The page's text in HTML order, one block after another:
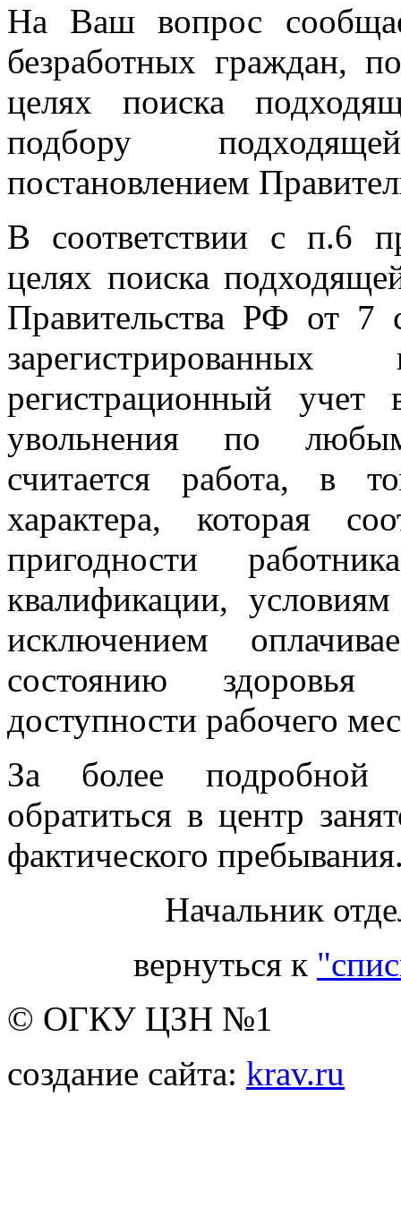
На Ваш вопрос
безработных граждан,
целях поиска
подбору
постановлением
В соответствии с п.6
целях поиска
Правительства РФ от
регистрационный
увольнения по
считается работа, в
характера, которая
пригодности
квалификации,
исключением
состоянию
доступности рабочего
За более подробной
обратиться в центр
фактического
Начальник
вернуться к
© ОГКУ ЦЗН №1
создание сайта: krav.ru